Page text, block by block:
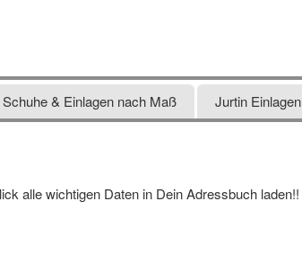
Schuhe & Einlagen nach Maß Jurtin Einlagen
alle wichtigen Daten in Dein Adressbuch laden!!